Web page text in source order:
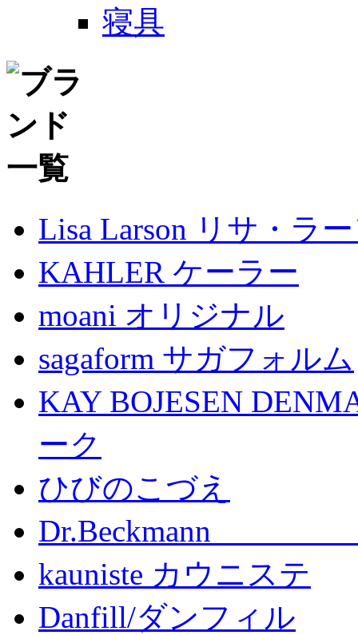
寝具
Lisa Larson リサ・ラ
KAHLER ケーラー
moani オリジナル
sagaform サガフォルム
KAY BOJESEN
ーク
ひびのこづえ
Dr.Beckmann
kauniste カウニステ
Danfill/ダンフィル